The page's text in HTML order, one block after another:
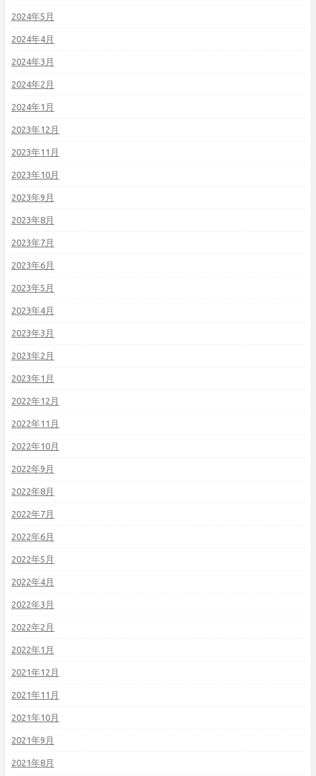
2024年5月
2024年4月
2024年3月
2024年2月
2024年1月
2023年12月
2023年11月
2023年10月
2023年9月
2023年8月
2023年7月
2023年6月
2023年5月
2023年4月
2023年3月
2023年2月
2023年1月
2022年12月
2022年11月
2022年10月
2022年9月
2022年8月
2022年7月
2022年6月
2022年5月
2022年4月
2022年3月
2022年2月
2022年1月
2021年12月
2021年11月
2021年10月
2021年9月
2021年8月